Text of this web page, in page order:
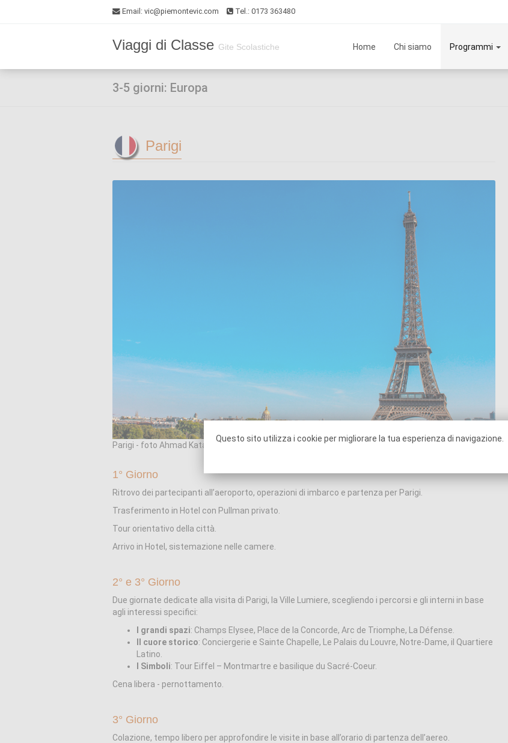
Email : vic@piemontevic.com Tel.: 0173 363480
Viaggi di Classe Gite Scolastiche Home Chi siamo Programmi
3-5 giorni: Europa
Parigi
Parigi - foto Ahmad Kataya
1° Giorno
Ritrovo dei partecipanti all’aeroporto, operazioni di imbarco e partenza per Parigi.
Trasferimento in Hotel con Pullman privato.
Tour orientativo della città.
Arrivo in Hotel, sistemazione nelle camere.
2° e 3° Giorno
Due giornate dedicate alla visita di Parigi, la Ville Lumiere, scegliendo i percorsi e gli interni in base
agli interessi specifici:
I grandi spazi: Champs Elysee, Place de la Concorde, Arc de Triomphe, La Défense.
Il cuore storico: Conciergerie e Sainte Chapelle, Le Palais du Louvre, Notre-Dame, il Quartiere
Latino.
I Simboli: Tour Eiffel – Montmartre e basilique du Sacré-Coeur.
Cena libera - pernottamento.
3° Giorno
Colazione, tempo libero per approfondire le visite in base all’orario di partenza dell’aereo.
Questo sito utilizza i cookie per migliorare la tua esperienza di navigazione.